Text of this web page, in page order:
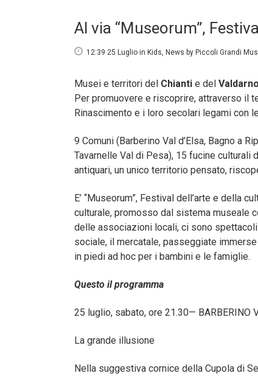
Al via “Museorum”,
12:39 25 Luglio in Kids News by Piccoli Grandi
Musei e territori del Chianti e del Valdarno
Per promuovere e riscoprire, attraverso il
Rinascimento e i loro secolari legami con
9 Comuni (Barberino Val d’Elsa, Bagno a
Tavarnelle Val di Pesa), 15 fucine culturali
antiquari, un unico territorio pensato,
E’ “Museorum”, Festival dell’arte e della
culturale, promosso dal sistema museale
delle associazioni locali, ci sono
sociale, il mercatale, passeggiate
in piedi ad hoc per i bambini e le famiglie.
Questo il programma
25 luglio, sabato, ore 21.30— BARBERINO
La grande illusione
Nella suggestiva cornice della Cupola di